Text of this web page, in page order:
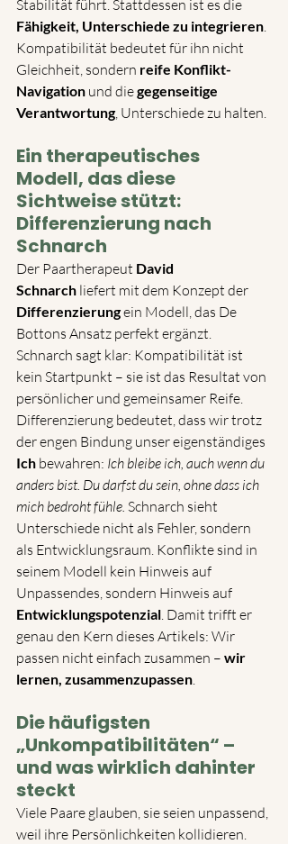
Stabilität führt. Stattdessen ist es die
Fähigkeit, Unterschiede zu integrieren
Kompatibilität bedeutet für ihn nicht
Gleichheit, sondern reife Konflikt-
Navigation und die gegenseitige
Verantwortung, Unterschiede zu halten.
Ein therapeutisches
Modell, das diese
Sichtweise stützt:
Differenzierung nach
Schnarch
Der Paartherapeut David
Schnarch liefert mit dem Konzept der
Differenzierung ein Modell, das De
Bottons Ansatz perfekt ergänzt.
Schnarch sagt klar: Kompatibilität ist
kein Startpunkt – sie ist das Resultat von
persönlicher und gemeinsamer Reife.
Differenzierung bedeutet, dass wir trotz
der engen Bindung unser eigenständiges
Ich bewahren: Ich bleibe ich, auch wenn du
anders bist. Du darfst du sein, ohne dass ich
mich bedroht fühle. Schnarch sieht
Unterschiede nicht als Fehler, sondern
als Entwicklungsraum. Konflikte sind in
seinem Modell kein Hinweis auf
Unpassendes, sondern Hinweis auf
Entwicklungspotenzial . Damit trifft er
genau den Kern dieses Artikels: Wir
passen nicht einfach zusammen – wir
lernen, zusammenzupassen
Die häufigsten
„Unkompatibilitäten“ –
und was wirklich dahinter
steckt
Viele Paare glauben, sie seien unpassend,
weil ihre Persönlichkeiten kollidieren.